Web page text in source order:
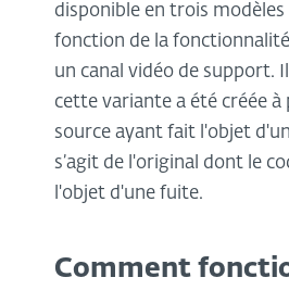
disponible en trois modèles
fonction de la
un canal vidéo de support.
cette variante a été créée
source ayant fait l'objet
s’agit de l'original dont le
l'objet d'une fuite.
Comment